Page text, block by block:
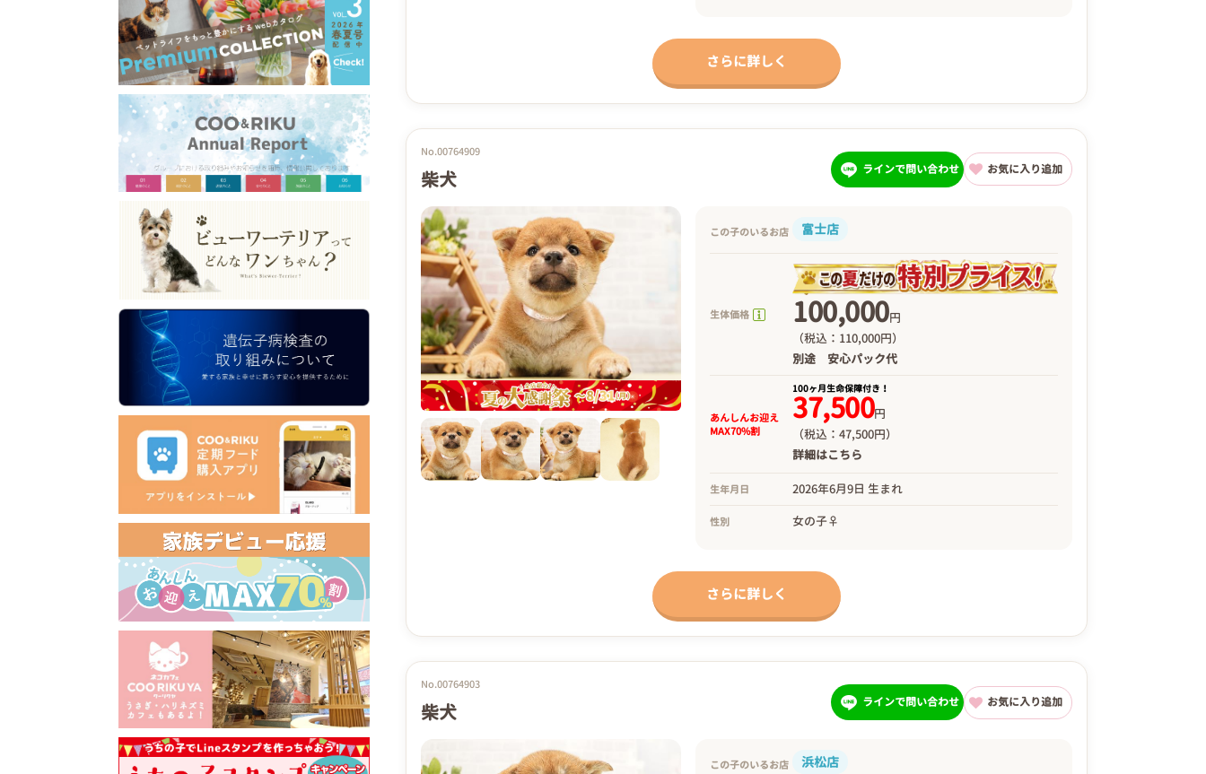
さらに詳しく
No.00764909
柴犬 ラインで問い合わせ お気に入り追加
この子のいるお店 富士店
生体価格 100,000円
（税込：110,000円）
別途 安心パック代
あんしんお迎え
MAX70%割
100ヶ月生命保障付き！
37,500円
（税込：47,500円）
詳細はこちら
生年月日 2026年6月9日 生まれ
性別 女の子♀
さらに詳しく
No.00764903
柴犬 ラインで問い合わせ お気に入り追加
この子のいるお店 浜松店